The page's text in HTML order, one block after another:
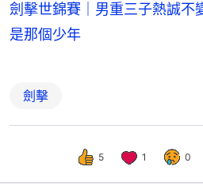
劍擊世錦賽｜男重三子熱誠
是那個少年
劍擊
5 1 0